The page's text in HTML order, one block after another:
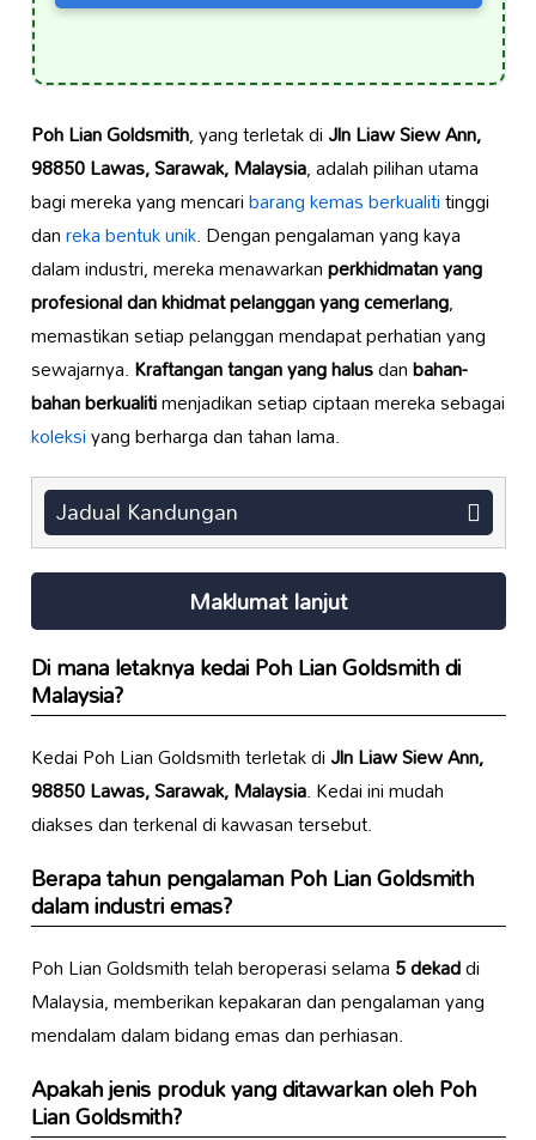
Poh Lian Goldsmith, yang terletak diJln Liaw Siew Ann,
98850 Lawas, Sarawak, Malaysia, adalah pilihan utama
bagi mereka yang mencaribarang kemas berkualititinggi
danreka bentuk unik. Dengan pengalaman yang kaya
dalam industri, mereka menawarkanperkhidmatan yang
profesional dan khidmat pelanggan yang cemerlang,
memastikan setiap pelanggan mendapat perhatian yang
sewajarnya.Kraftangan tangan yang halusdanbahan-
bahan berkualitimenjadikan setiap ciptaan mereka sebagai
koleksiyang berharga dan tahan lama.
Jadual Kandungan
Maklumat lanjut
Di mana letaknya kedai Poh Lian Goldsmith di
Malaysia?
Kedai Poh Lian Goldsmith terletak diJln Liaw Siew Ann,
98850 Lawas, Sarawak, Malaysia. Kedai ini mudah
diakses dan terkenal di kawasan tersebut.
Berapa tahun pengalaman Poh Lian Goldsmith
dalam industri emas?
Poh Lian Goldsmith telah beroperasi selama5 dekaddi
Malaysia, memberikan kepakaran dan pengalaman yang
mendalam dalam bidang emas dan perhiasan.
Apakah jenis produk yang ditawarkan oleh Poh
Lian Goldsmith?